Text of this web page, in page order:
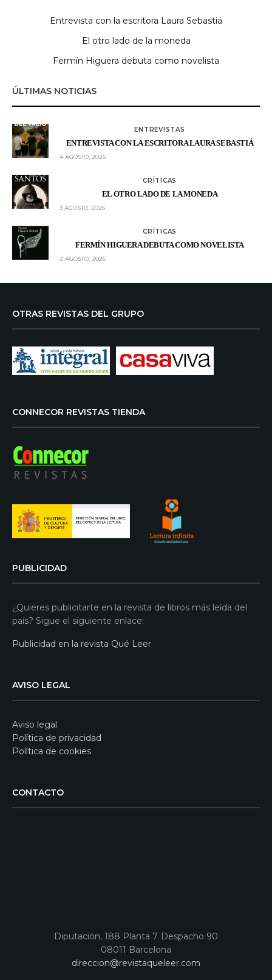
Entrevista con la escritora Laura Sebastiá
El otro lado de la moneda
Fermín Higuera debuta como novelista
ÚLTIMAS NOTICIAS
ENTREVISTAS
ENTREVISTA CON LA ESCRITORA LAURA SEBASTIÁ
4 AGOSTO, 2026
CRÍTICAS
EL OTRO LADO DE LA MONEDA
3 AGOSTO, 2026
CRÍTICAS
FERMÍN HIGUERA DEBUTA COMO NOVELISTA
2 AGOSTO, 2026
OTRAS REVISTAS DEL GRUPO
CONNECOR REVISTAS TIENDA
PUBLICIDAD
¿Quieres publicitarte en la revista de libros más leída del
país? Sigue el siguiente enlace:
Publicidad en la revista Qué Leer
AVISO LEGAL
Aviso legal
Política de privacidad
Política de cookies
CONTACTO
Diputación, 188 Planta 7 Despacho 90
08011 Barcelona
direccion@revistaqueleer.com